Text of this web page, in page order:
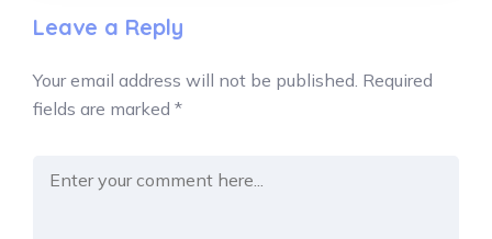
Leave a Reply
Your email address will not be published. Required
fields are marked *